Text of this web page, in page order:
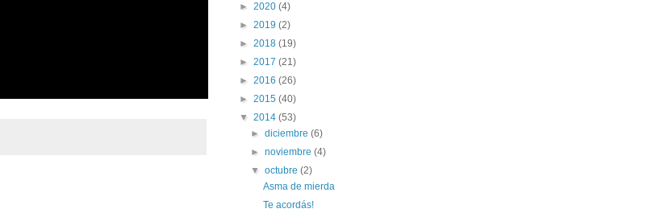
► 2020 (4)
► 2019 (2)
► 2018 (19)
► 2017 (21)
► 2016 (26)
► 2015 (40)
▼ 2014 (53)
►diciembre(6)
►noviembre(4)
▼octubre(2)
Asma de mierda
Te acordás!